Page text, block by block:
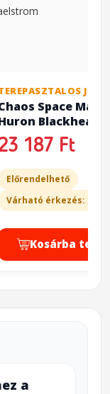
Space
Blackheart
Masters of the
187 Ft
Előrendelhető
Várható érkezés: 10-
Kosárba
a